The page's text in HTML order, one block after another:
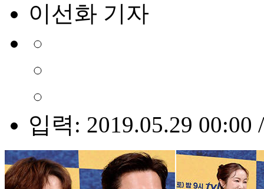
이선화 기자
입력: 2019.05.29 00:00